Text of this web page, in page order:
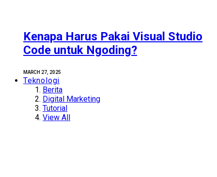
Kenapa Harus Pakai Visual Studio
Code untuk Ngoding?
MARCH 27, 2025
Teknologi
Berita
Digital Marketing
Tutorial
View All